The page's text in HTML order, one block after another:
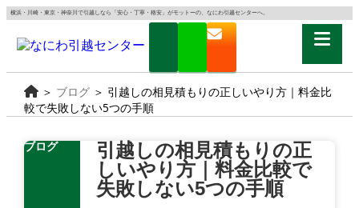
横浜・川崎・東京・神奈川で引越しなら「安心・丁寧・格安」がモットーの、なにわ引越センターへ。
＞ ブログ＞ 引越しの相見積もりの正しいやり方｜料金比
較で失敗しない5つの手順
ブログ
引越しの相見積もりの正
しいやり方｜料金比較で
失敗しない5つの手順